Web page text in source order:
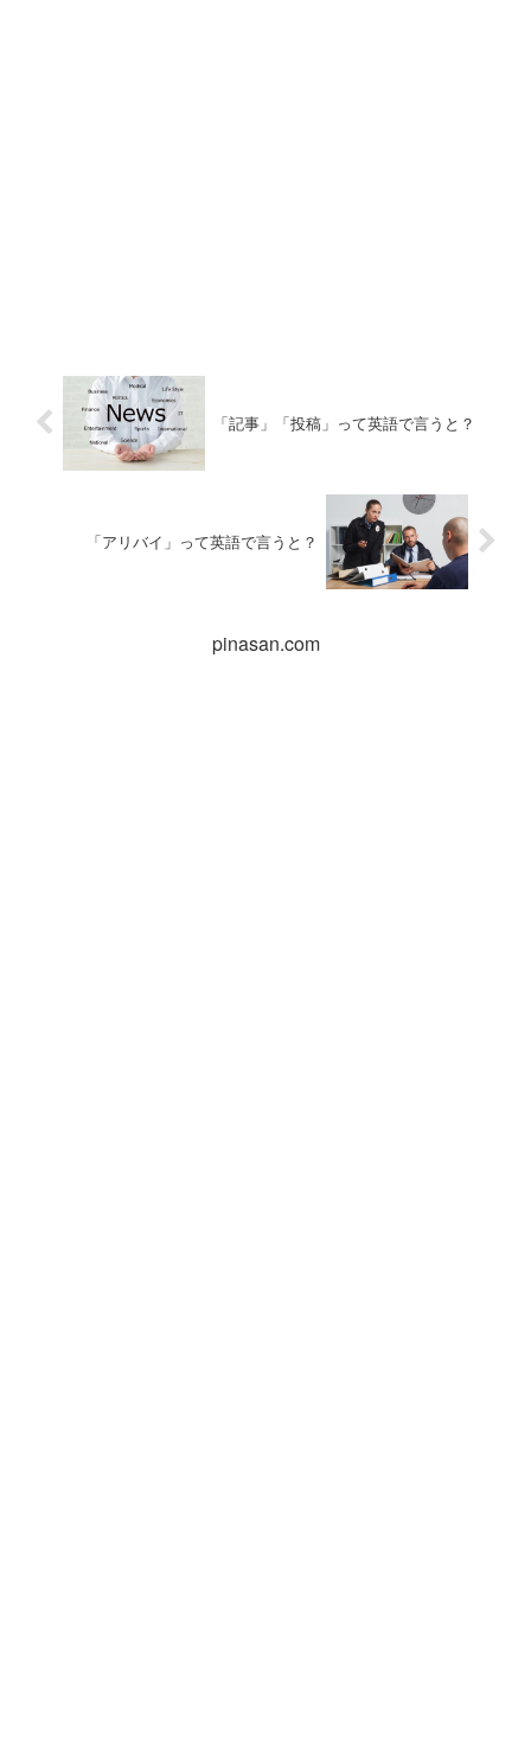
「記事」「投稿」って英語で言うと？
「アリバイ」って英語で言うと？
pinasan.com